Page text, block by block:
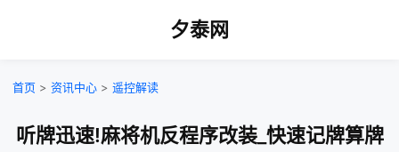
夕泰网
首页 > 资讯中心 > 遥控解读
听牌迅速!麻将机反程序改装_快速记牌算牌